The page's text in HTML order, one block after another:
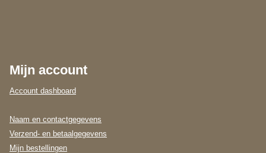
Mijn account
Account dashboard
Naam en contactgegevens
Verzend- en betaalgegevens
Mijn bestellingen